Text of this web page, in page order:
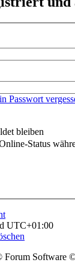
Passwort
bleiben
Status
UTC+01:00
Forum Software